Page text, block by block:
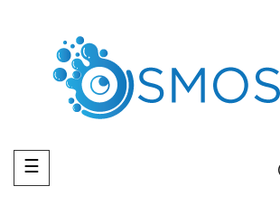
Toggle
navigation
☰